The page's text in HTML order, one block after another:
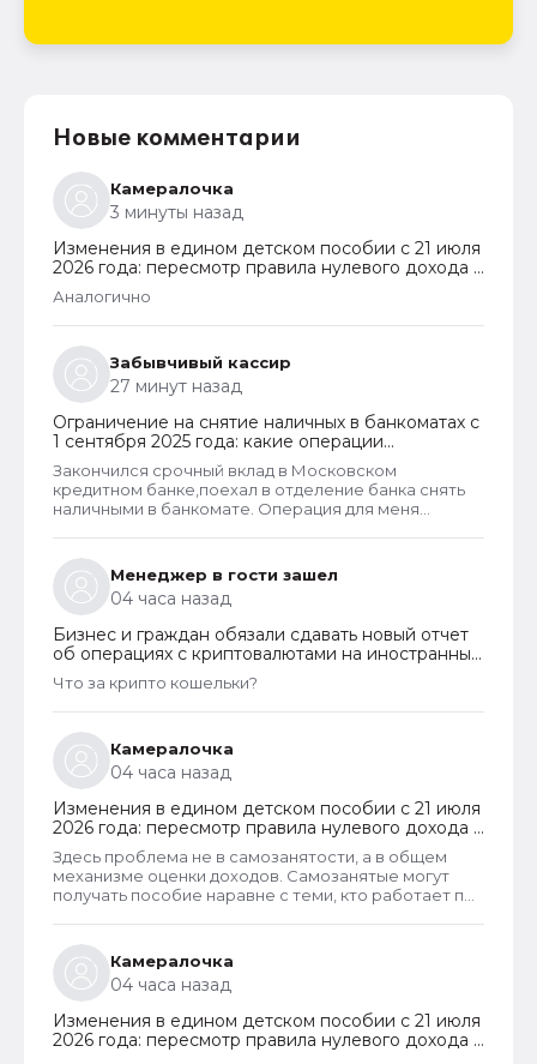
Новые комментарии
Камералочка
3 минуты назад
Изменения в едином детском пособии с 21 июля
2026 года: пересмотр правила нулевого дохода и
новый порядок оформления пособий по месту
пребывания
Аналогично
Забывчивый кассир
27 минут назад
Ограничение на снятие наличных в банкоматах с
1 сентября 2025 года: какие операции
заблокируют и как отменить запрет
Закончился срочный вклад в Московском
кредитном банке,поехал в отделение банка снять
наличными в банкомате. Операция для меня
ликвидировали.
Менеджер в гости зашел
04 часа назад
Бизнес и граждан обязали сдавать новый отчет
об операциях с криптовалютами на иностранных
платформах
Что за крипто кошельки?
Камералочка
04 часа назад
Изменения в едином детском пособии с 21 июля
2026 года: пересмотр правила нулевого дохода и
новый порядок оформления пособий по месту
пребывания
Здесь проблема не в самозанятости, а в общем
механизме оценки доходов. Самозанятые могут
получать пособие наравне с теми, кто работает по
критерию нуждаемости. Согласно данному
критерию, их среднедушевой доход не должен
превышать прожиточный минимум на каждого
члена семьи. И если доход заявителя хотя бы на 1
рубль превысит установленный предел, то в
пособии отказывают, что конечно же
Камералочка
04 часа назад
Изменения в едином детском пособии с 21 июля
2026 года: пересмотр правила нулевого дохода и